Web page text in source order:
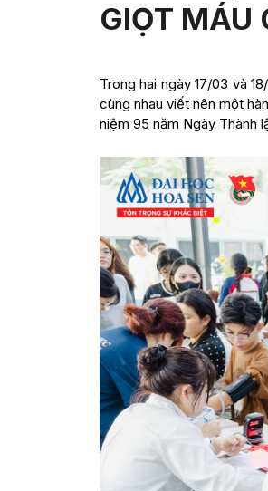
GIỌT MÁU
Trong hai ngày 17/03 và
cùng nhau viết nên một
niệm 95 năm Ngày Thành